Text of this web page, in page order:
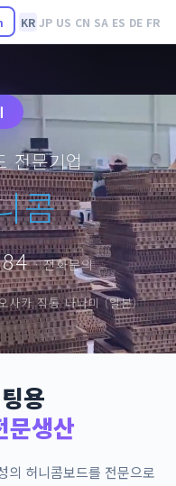
KR JP US CN SA ES DE FR
전문기업
콤
· 전화문의
사카 직통 나나미 (일본)
용
문생산
의 허니콤보드를 전문으로